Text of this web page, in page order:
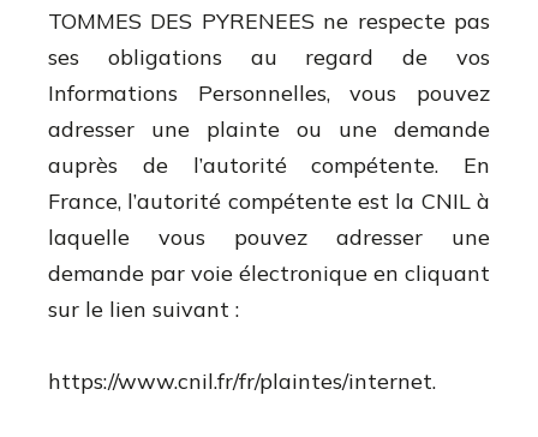
TOMMES DES PYRENEES ne respecte pas
ses obligations au regard de vos
Informations Personnelles, vous pouvez
adresser une plainte ou une demande
auprès de l’autorité compétente. En
France, l’autorité compétente est la CNIL à
laquelle vous pouvez adresser une
demande par voie électronique en cliquant
sur le lien suivant :
https://www.cnil.fr/fr/plaintes/internet.